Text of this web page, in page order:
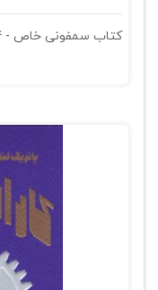
کتاب سمفونی خاص - 144 تکنیک کاربردی برای تمایز شرکتها